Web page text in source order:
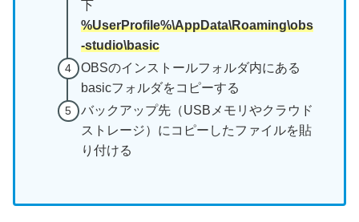
下
%UserProfile%\AppData\Roaming\obs
-studio\basic
OBSのインストールフォルダ内にある
basicフォルダをコピーする
バックアップ先（USBメモリやクラウド
ストレージ）にコピーしたファイルを貼
り付ける